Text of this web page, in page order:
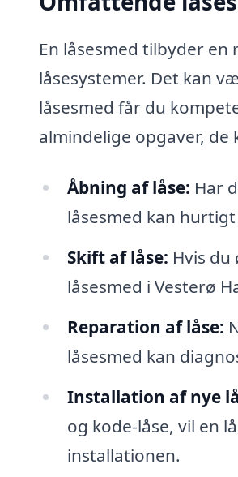
En låsesmed tilbyder
låsesystemer. Det kan
låsesmed får du
almindelige opgaver, de
Åbning af låse: Har
låsesmed kan
Skift af låse: Hvis
låsesmed i Vesterø
Reparation af låse:
låsesmed kan
Installation af nye
og kode-låse, vil en
installationen.